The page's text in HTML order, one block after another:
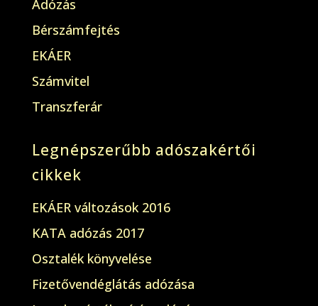
Adózás
Bérszámfejtés
EKÁER
Számvitel
Transzferár
Legnépszerűbb adószakértői
cikkek
EKÁER változások 2016
KATA adózás 2017
Osztalék könyvelése
Fizetővendéglátás adózása